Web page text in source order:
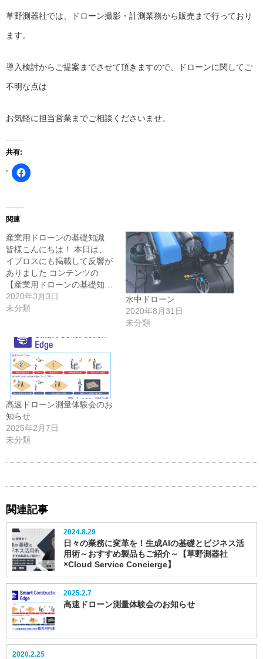
草野測器社では、ドローン撮影・計測業務から販売まで行っており
ます。
導入検討からご提案までさせて頂きますので、ドローンに関してご
不明な点は
お気軽に担当営業までご相談くださいませ。
共有:
Facebook
で
ク
リ
ッ
ク
し
て
く
だ
さ
い
(新
ィ
ン
ド
ウ
で
開
き
ま
す)
関連
産業用ドローンの基礎知識
皆様こんにちは！ 本日は、
イプロスにも掲載して反響が
ありました コンテンツの
【産業用ドローンの基礎知…
2020年3月3日
未分類
水中ドローン
2020年8月31日
未分類
高速ドローン測量体験会のお
知らせ
2025年2月7日
未分類
関連記事
2024.8.29
日々の業務に変革を！生成AIの基礎とビジネス活
用術～おすすめ製品もご紹介～【草野測器社
×Cloud Service Concierge】
2025.2.7
高速ドローン測量体験会のお知らせ
2020.2.25